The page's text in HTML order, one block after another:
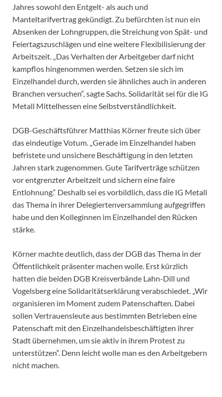
Jahres sowohl den Entgelt- als auch und
Manteltarifvertrag gekündigt. Zu befürchten ist nun ein
Absenken der Lohngruppen, die Streichung von Spät- und
Feiertagszuschlägen und eine weitere Flexibilisierung der
Arbeitszeit. „Das Verhalten der Arbeitgeber darf nicht
kampflos hingenommen werden. Setzen sie sich im
Einzelhandel durch, werden sie ähnliches auch in anderen
Branchen versuchen“, sagte Sachs. Solidarität sei für die IG
Metall Mittelhessen eine Selbstverständlichkeit.
DGB-Geschäftsführer Matthias Körner freute sich über
das eindeutige Votum. „Gerade im Einzelhandel haben
befristete und unsichere Beschäftigung in den letzten
Jahren stark zugenommen. Gute Tarifverträge schützen
vor entgrenzter Arbeitzeit und sichern eine faire
Entlohnung.“ Deshalb sei es vorbildlich, dass die IG Metall
das Thema in ihrer Delegiertenversammlung aufgegriffen
habe und den Kolleginnen im Einzelhandel den Rücken
stärke.
Körner machte deutlich, dass der DGB das Thema in der
Öffentlichkeit präsenter machen wolle. Erst kürzlich
hatten die beiden DGB Kreisverbände Lahn-Dill und
Vogelsberg eine Solidaritätserklärung verabschiedet. „Wir
organisieren im Moment zudem Patenschaften. Dabei
sollen Vertrauensleute aus bestimmten Betrieben eine
Patenschaft mit den Einzelhandelsbeschäftigten ihrer
Stadt übernehmen, um sie aktiv in ihrem Protest zu
unterstützen“. Denn leicht wolle man es den Arbeitgebern
nicht machen.